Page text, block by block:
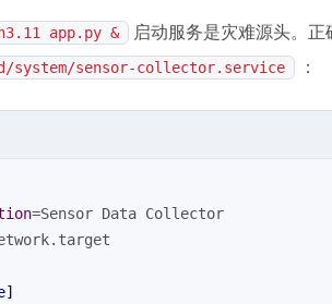
app.py &
启动服务是灾难源头。正
system/sensor-collector.service ：
=Sensor Data Collector